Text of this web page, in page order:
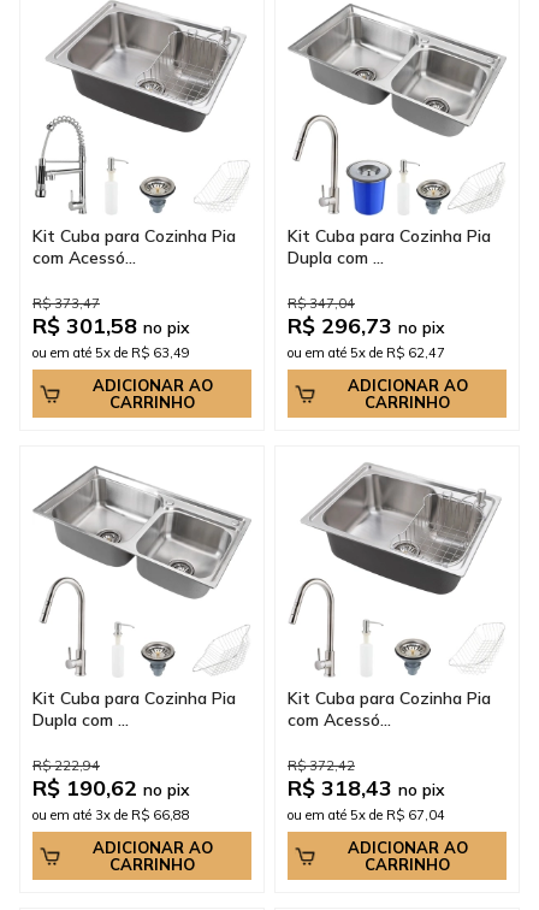
Kit Cuba para Cozinha Pia
com Acessó...
R$ 373,47
R$ 301,58 no pix
ou em até 5x de R$ 63,49
ADICIONAR AO
CARRINHO
Kit Cuba para Cozinha Pia
Dupla com ...
R$ 347,04
R$ 296,73 no pix
ou em até 5x de R$ 62,47
ADICIONAR AO
CARRINHO
Kit Cuba para Cozinha Pia
Dupla com ...
R$ 222,94
R$ 190,62 no pix
ou em até 3x de R$ 66,88
ADICIONAR AO
CARRINHO
Kit Cuba para Cozinha Pia
com Acessó...
R$ 372,42
R$ 318,43 no pix
ou em até 5x de R$ 67,04
ADICIONAR AO
CARRINHO